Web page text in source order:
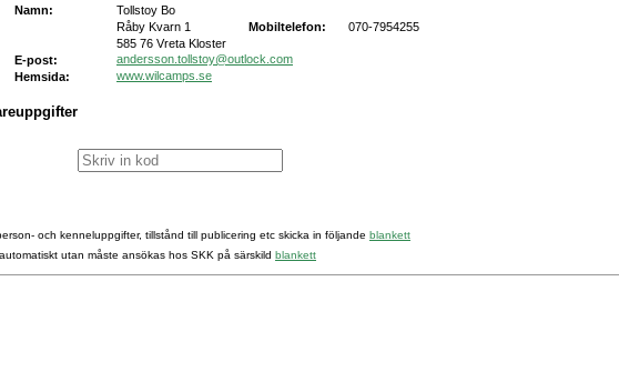
Namn:
Tollstoy Bo
Råby Kvarn 1
Mobiltelefon:
070-7954255
585 76 Vreta Kloster
E-post:
andersson.tollstoy@outlock.com
Hemsida:
www.wilcamps.se
och kenneluppgifter, tillstånd till publicering etc skicka in följande blankett
utan måste ansökas hos SKK på särskild blankett